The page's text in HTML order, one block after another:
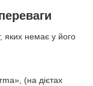
яких немає у його
(на дієтах